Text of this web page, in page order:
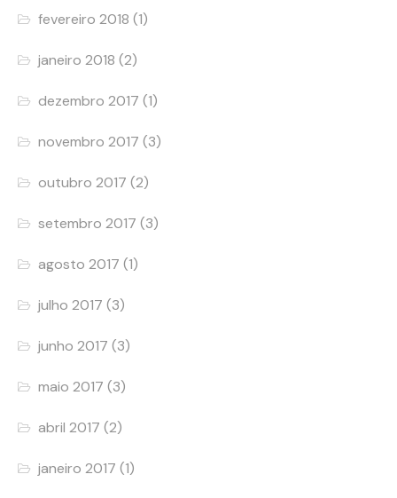
fevereiro 2018 (1)
janeiro 2018 (2)
dezembro 2017 (1)
novembro 2017 (3)
outubro 2017 (2)
setembro 2017 (3)
agosto 2017 (1)
julho 2017 (3)
junho 2017 (3)
maio 2017 (3)
abril 2017 (2)
janeiro 2017 (1)